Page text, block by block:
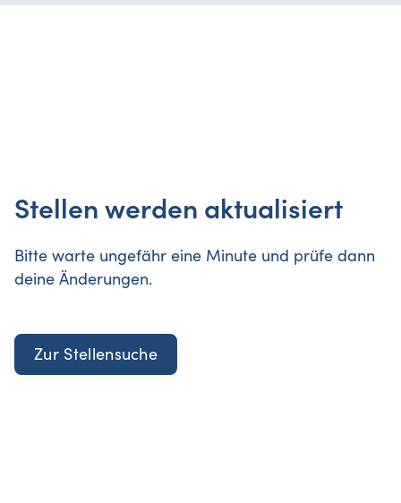
Stellen werden aktualisiert
Bitte warte ungefähr eine Minute und prüfe dann
deine Änderungen.
Zur Stellensuche